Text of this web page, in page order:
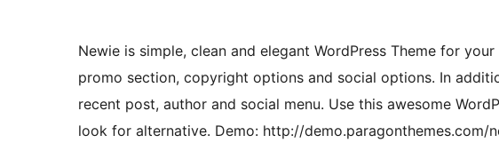
Newie is simple, clean and elegant WordPress Theme for
promo section, copyright options and social options. In
recent post, author and social menu. Use this awesome
look for alternative. Demo: http://demo.paragonthemes.com/